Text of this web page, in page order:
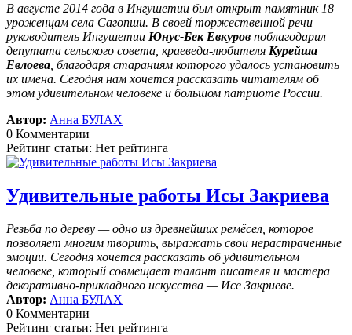
В августе 2014 года в Ингушетии был открыт памятник 18
уроженцам села Сагопши. В своей торжественной речи
руководитель Ингушетии Юнус-Бек Евкуров поблагодарил
депутата сельского совета, краеведа-любителя Курейша
Евлоева , благодаря стараниям которого удалось установить
их имена. Сегодня нам хочется рассказать читателям об
этом удивительном человеке и большом патриоте России.
Автор: Анна БУЛАХ
0 Комментарии
Рейтинг статьи: Нет рейтинга
Удивительные работы Исы Закриева
Резьба по дереву — одно из древнейших ремёсел, которое
позволяет многим творить, выражать свои нерастраченные
эмоции. Сегодня хочется рассказать об удивительном
человеке, который совмещает талант писателя и мастера
декоративно-прикладного искусства — Исе Закриеве.
Автор: Анна БУЛАХ
0 Комментарии
Рейтинг статьи: Нет рейтинга